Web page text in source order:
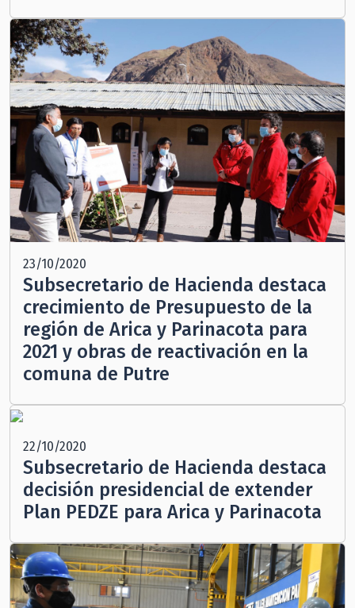
23/10/2020
Subsecretario de Hacienda destaca
crecimiento de Presupuesto de la
región de Arica y Parinacota para
2021 y obras de reactivación en la
comuna de Putre
22/10/2020
Subsecretario de Hacienda destaca
decisión presidencial de extender
Plan PEDZE para Arica y Parinacota